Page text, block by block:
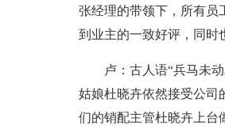
张经理的带领下，所有员
到业主的一致好评，同时
卢：古人语“兵马未
姑娘杜晓卉依然接受公司
们的销配主管杜晓卉上台